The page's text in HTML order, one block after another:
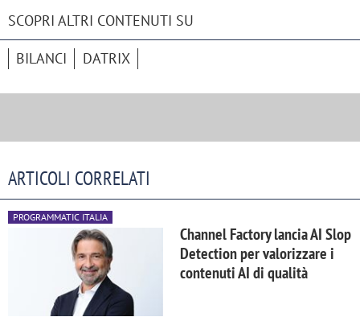
SCOPRI ALTRI CONTENUTI SU
BILANCI DATRIX
ARTICOLI CORRELATI
PROGRAMMATIC ITALIA
Channel Factory lancia AI Slop
Detection per valorizzare i
contenuti AI di qualità